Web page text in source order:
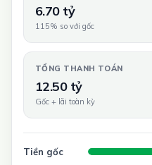
6.70 tỷ
115% so với gốc
TỔNG THANH TOÁN
12.50 tỷ
Gốc + lãi toàn kỳ
Tiền gốc